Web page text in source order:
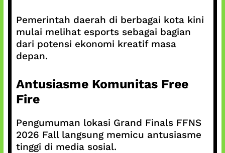
Pemerintah daerah di berbagai kota kini
mulai melihat esports sebagai bagian
dari potensi ekonomi kreatif masa
depan.
Antusiasme Komunitas Free
Fire
Pengumuman lokasi Grand Finals FFNS
2026 Fall langsung memicu antusiasme
tinggi di media sosial.